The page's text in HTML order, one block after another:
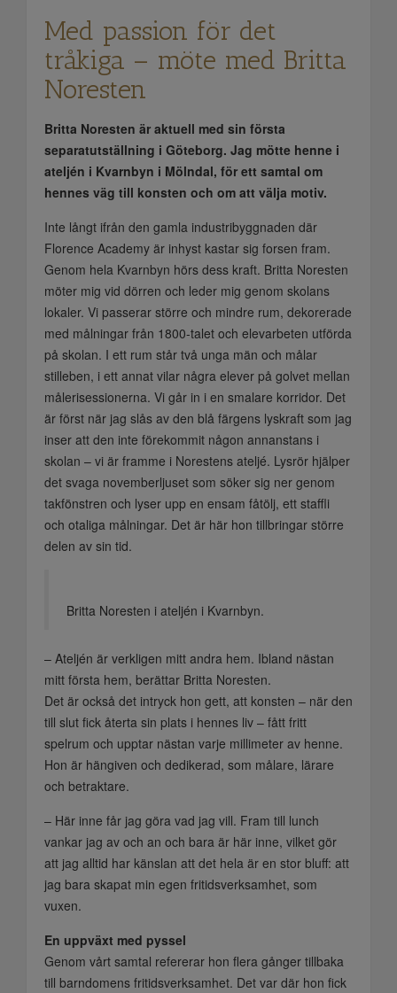
Med passion för det
tråkiga – möte med Britta
Noresten
Britta Noresten är aktuell med sin första
separatutställning i Göteborg. Jag mötte henne i
ateljén i Kvarnbyn i Mölndal, för ett samtal om
hennes väg till konsten och om att välja motiv.
Inte långt ifrån den gamla industribyggnaden där
Florence Academy är inhyst kastar sig forsen fram.
Genom hela Kvarnbyn hörs dess kraft. Britta Noresten
möter mig vid dörren och leder mig genom skolans
lokaler. Vi passerar större och mindre rum, dekorerade
med målningar från 1800-talet och elevarbeten utförda
på skolan. I ett rum står två unga män och målar
stilleben, i ett annat vilar några elever på golvet mellan
målerisessionerna. Vi går in i en smalare korridor. Det
är först när jag slås av den blå färgens lyskraft som jag
inser att den inte förekommit någon annanstans i
skolan – vi är framme i Norestens ateljé. Lysrör hjälper
det svaga novemberljuset som söker sig ner genom
takfönstren och lyser upp en ensam fåtölj, ett staffli
och otaliga målningar. Det är här hon tillbringar större
delen av sin tid.
Britta Noresten i ateljén i Kvarnbyn.
– Ateljén är verkligen mitt andra hem. Ibland nästan
mitt första hem, berättar Britta Noresten.
Det är också det intryck hon gett, att konsten – när den
till slut fick återta sin plats i hennes liv – fått fritt
spelrum och upptar nästan varje millimeter av henne.
Hon är hängiven och dedikerad, som målare, lärare
och betraktare.
– Här inne får jag göra vad jag vill. Fram till lunch
vankar jag av och an och bara är här inne, vilket gör
att jag alltid har känslan att det hela är en stor bluff: att
jag bara skapat min egen fritidsverksamhet, som
vuxen.
En uppväxt med pyssel
Genom vårt samtal refererar hon flera gånger tillbaka
till barndomens fritidsverksamhet. Det var där hon fick